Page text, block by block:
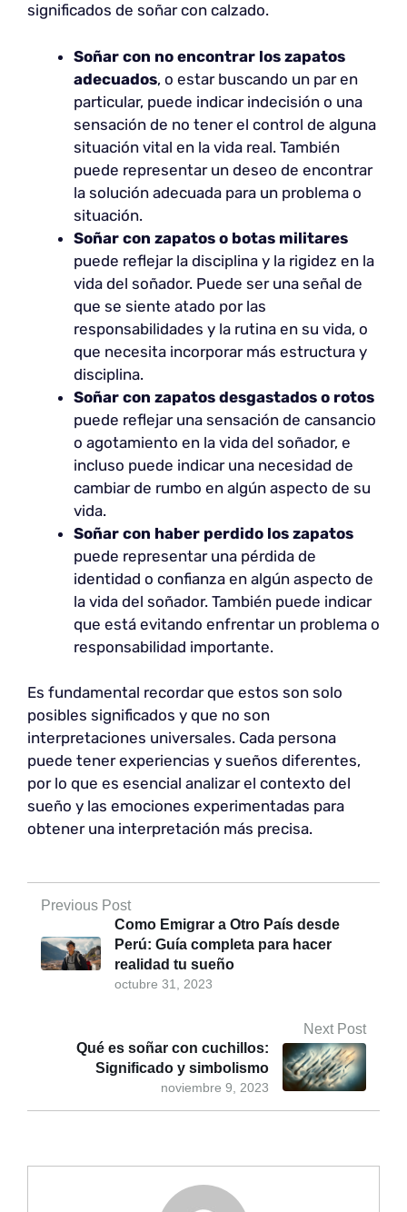
significados de soñar con calzado.
Soñar con no encontrar los zapatos
adecuados, o estar buscando un par en
particular, puede indicar indecisión o una
sensación de no tener el control de alguna
situación vital en la vida real. También
puede representar un deseo de encontrar
la solución adecuada para un problema o
situación.
Soñar con zapatos o botas militares
puede reflejar la disciplina y la rigidez en la
vida del soñador. Puede ser una señal de
que se siente atado por las
responsabilidades y la rutina en su vida, o
que necesita incorporar más estructura y
disciplina.
Soñar con zapatos desgastados o rotos
puede reflejar una sensación de cansancio
o agotamiento en la vida del soñador, e
incluso puede indicar una necesidad de
cambiar de rumbo en algún aspecto de su
vida.
Soñar con haber perdido los zapatos
puede representar una pérdida de
identidad o confianza en algún aspecto de
la vida del soñador. También puede indicar
que está evitando enfrentar un problema o
responsabilidad importante.
Es fundamental recordar que estos son solo
posibles significados y que no son
interpretaciones universales. Cada persona
puede tener experiencias y sueños diferentes,
por lo que es esencial analizar el contexto del
sueño y las emociones experimentadas para
obtener una interpretación más precisa.
Previous Post
octubre 31, 2023
Como Emigrar a Otro País desde
Perú: Guía completa para hacer
realidad tu sueño
Next Post
noviembre 9, 2023
Qué es soñar con cuchillos:
Significado y simbolismo